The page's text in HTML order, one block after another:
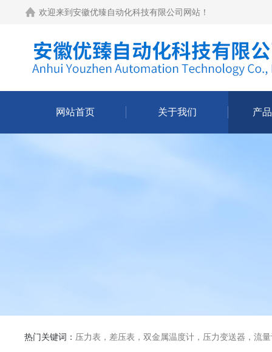
欢迎来到 安徽优臻自动化科技有限公司网站 ！
网站首页 关于我们 产
热门关键词： 压力表，差压表，双金属温度计，压力变送器，流